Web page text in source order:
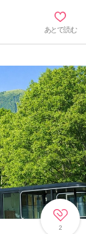
あとで読む
2